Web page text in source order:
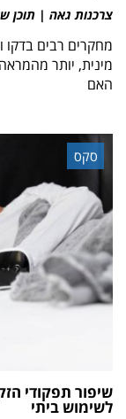
צרכנות גאה | תוכן
מחקרים רבים בדקו
מינית, יותר
האם
סקס
שיפור תפקודי
לשימוש ביתי